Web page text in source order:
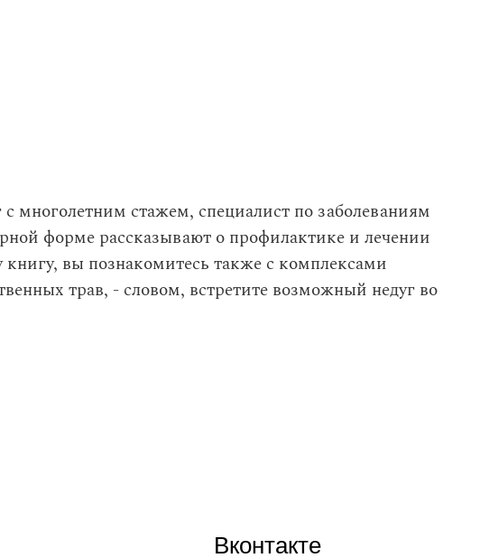
многолетним стажем, специалист по заболеваниям
форме рассказывают о профилактике и лечении
книгу, вы познакомитесь также с комплексами
трав, - словом, встретите возможный недуг во
Вконтакте